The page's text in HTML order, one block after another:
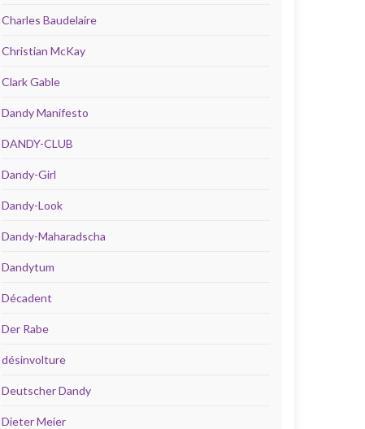
Charles Baudelaire
Christian McKay
Clark Gable
Dandy Manifesto
DANDY-CLUB
Dandy-Girl
Dandy-Look
Dandy-Maharadscha
Dandytum
Décadent
Der Rabe
désinvolture
Deutscher Dandy
Dieter Meier